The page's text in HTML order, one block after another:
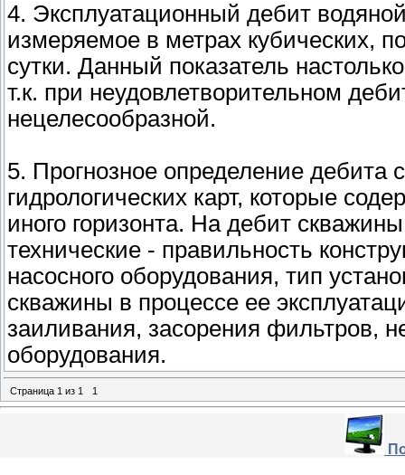
4. Эксплуатационный дебит
измеряемое в метрах кубических,
сутки. Данный показатель
т.к. при неудовлетворительном
нецелесообразной.
5. Прогнозное определение дебита
гидрологических карт, которые
иного горизонта. На дебит
технические - правильность
насосного оборудования, тип
скважины в процессе ее
заиливания, засорения фильтров,
оборудования.
Страница 1 из 1 1